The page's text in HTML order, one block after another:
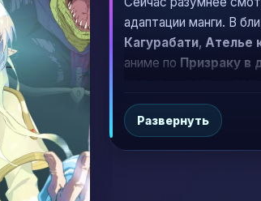
адаптации манги. В
Кагурабати,Ателье
аниме по Призраку в
Важный момент: ниже
подтвержденным
Развернуть